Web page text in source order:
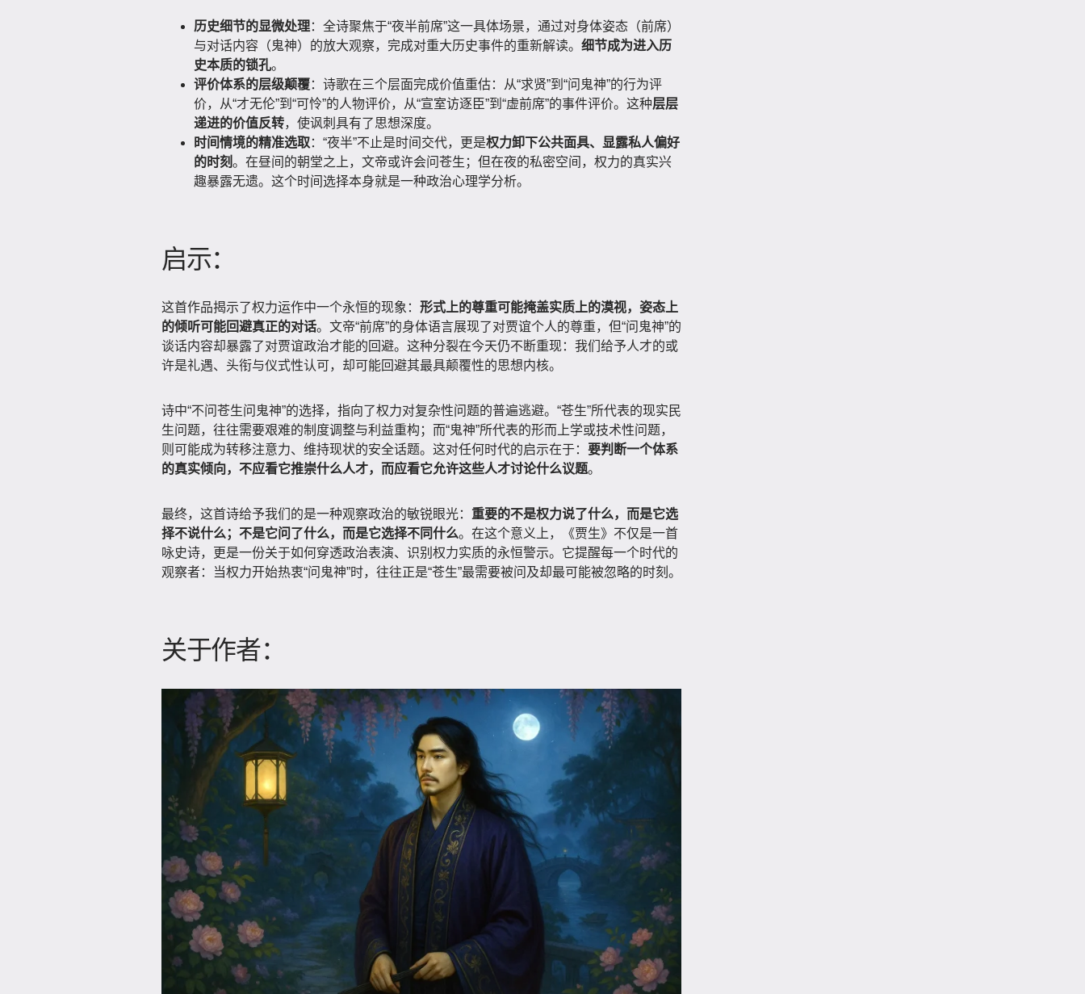
历史细节的显微处理：全诗聚焦于“夜半前席”这一具体场景，通过对身体姿态（前席）
与对话内容（鬼神）的放大观察，完成对重大历史事件的重新解读。 细节成为进入历
史本质的锁孔。
评价体系的层级颠覆：诗歌在三个层面完成价值重估：从“求贤”到“问鬼神”的行为评
价，从“才无伦”到“可怜”的人物评价，从“宣室访逐臣”到“虚前席”的事件评价。这种层层
递进的价值反转，使讽刺具有了思想深度。
时间情境的精准选取：“夜半”不止是时间交代，更是权力卸下公共面具、显露私人偏好
的时刻。在昼间的朝堂之上，文帝或许会问苍生；但在夜的私密空间，权力的真实兴
趣暴露无遗。这个时间选择本身就是一种政治心理学分析。
启示：
这首作品揭示了权力运作中一个永恒的现象： 形式上的尊重可能掩盖实质上的漠视，姿态上
的倾听可能回避真正的对话。文帝“前席”的身体语言展现了对贾谊个人的尊重，但“问鬼神”的
谈话内容却暴露了对贾谊政治才能的回避。这种分裂在今天仍不断重现：我们给予人才的或
许是礼遇、头衔与仪式性认可，却可能回避其最具颠覆性的思想内核。
诗中“不问苍生问鬼神”的选择，指向了权力对复杂性问题的普遍逃避。“苍生”所代表的现实民
生问题，往往需要艰难的制度调整与利益重构；而“鬼神”所代表的形而上学或技术性问题，
则可能成为转移注意力、维持现状的安全话题。这对任何时代的启示在于： 要判断一个体系
的真实倾向，不应看它推崇什么人才，而应看它允许这些人才讨论什么议题。
最终，这首诗给予我们的是一种观察政治的敏锐眼光： 重要的不是权力说了什么，而是它选
择不说什么；不是它问了什么，而是它选择不同什么。在这个意义上，《贾生》不仅是一首
咏史诗，更是一份关于如何穿透政治表演、识别权力实质的永恒警示。它提醒每一个时代的
观察者：当权力开始热衷“问鬼神”时，往往正是“苍生”最需要被问及却最可能被忽略的时刻。
关于作者：